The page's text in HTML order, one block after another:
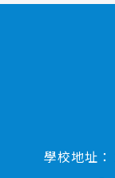
學校地址：